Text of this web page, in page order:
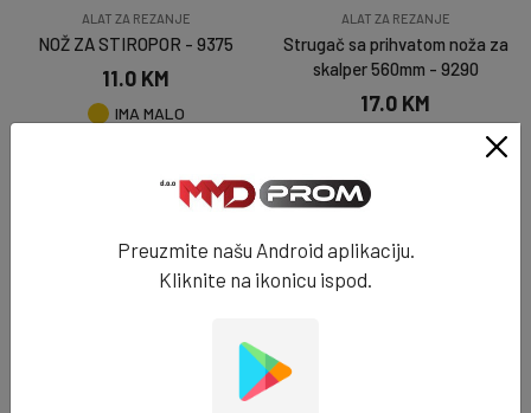
ALAT ZA REZANJE
NOŽ ZA STIROPOR - 9375
11.0 KM
IMA MALO
ALAT ZA REZANJE
Strugač sa prihvatom noža za
skalper 560mm - 9290
17.0 KM
DODAJ U KORPU
Preuzmite našu Android aplikaciju.
Kliknite na ikonicu ispod.